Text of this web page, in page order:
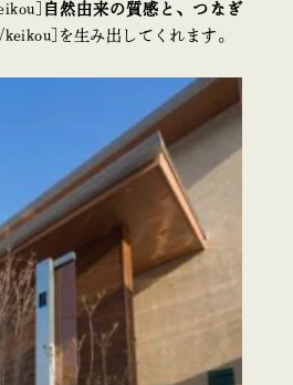
自然由来の質感と、つなぎ
[/keikou]を生み出してくれます。